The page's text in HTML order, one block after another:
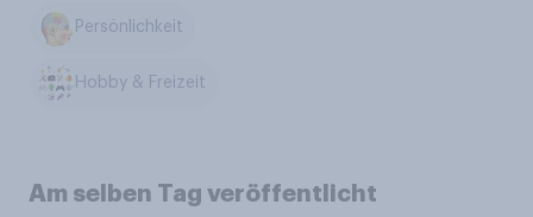
Persönlichkeit
Hobby & Freizeit
Am selben Tag veröffentlicht